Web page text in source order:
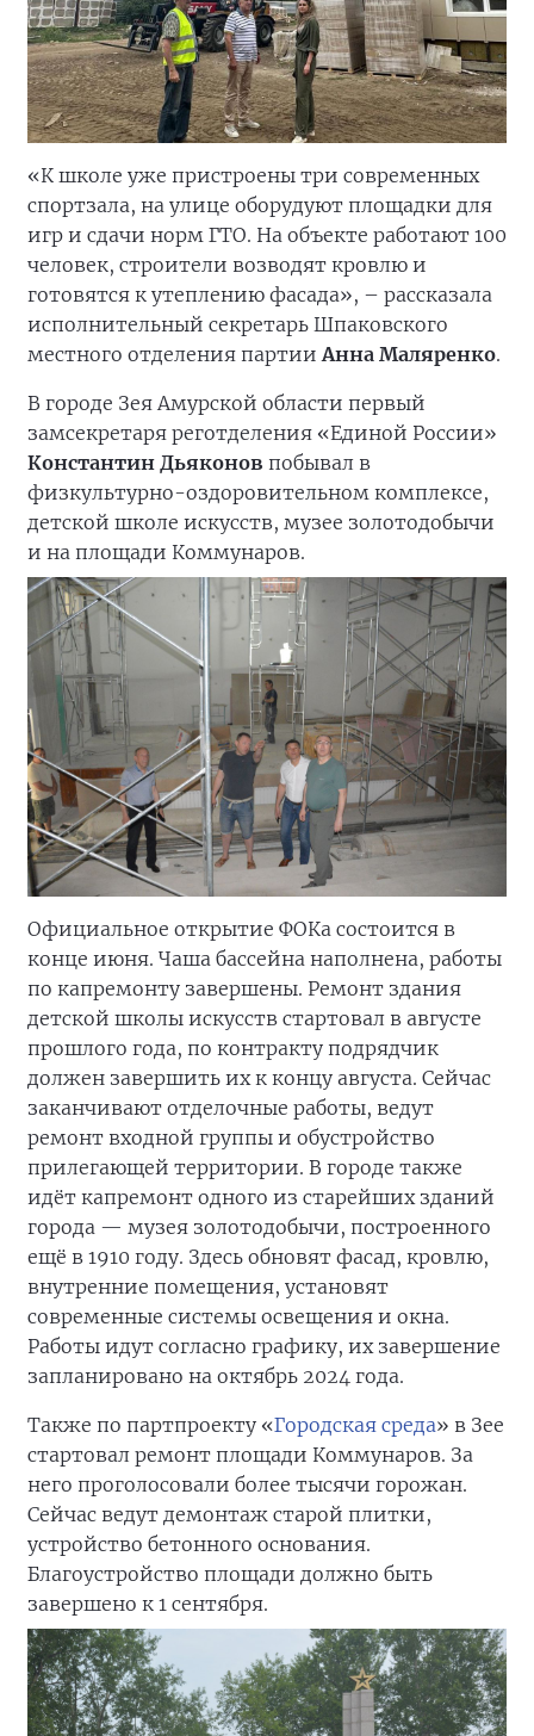
«К школе уже пристроены три современных
спортзала, на улице оборудуют площадки для
игр и сдачи норм ГТО. На объекте работают 100
человек, строители возводят кровлю и
готовятся к утеплению фасада», – рассказала
исполнительный секретарь Шпаковского
местного отделения партииАнна Маляренко.
В городе Зея Амурской области первый
замсекретаря реготделения «Единой России»
Константин Дьяконов побывал в
физкультурно-оздоровительном комплексе,
детской школе искусств, музее золотодобычи
и на площади Коммунаров.
Официальное открытие ФОКа состоится в
конце июня. Чаша бассейна наполнена, работы
по капремонту завершены. Ремонт здания
детской школы искусств стартовал в августе
прошлого года, по контракту подрядчик
должен завершить их к концу августа. Сейчас
заканчивают отделочные работы, ведут
ремонт входной группы и обустройство
прилегающей территории. В городе также
идёт капремонт одного из старейших зданий
города — музея золотодобычи, построенного
ещё в 1910 году. Здесь обновят фасад, кровлю,
внутренние помещения, установят
современные системы освещения и окна.
Работы идут согласно графику, их завершение
запланировано на октябрь 2024 года.
Также по партпроекту «Городская среда» в Зее
стартовал ремонт площади Коммунаров. За
него проголосовали более тысячи горожан.
Сейчас ведут демонтаж старой плитки,
устройство бетонного основания.
Благоустройство площади должно быть
завершено к 1 сентября.